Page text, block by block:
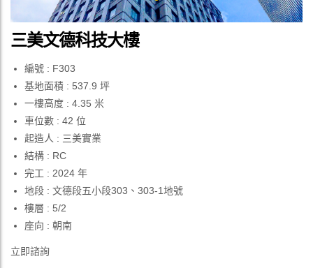
三美文德科技大樓
編號 : F303
基地面積 : 537.9 坪
一樓高度 : 4.35 米
車位數 : 42 位
起造人 : 三美實業
結構 : RC
完工 : 2024 年
地段 : 文德段五小段303、303-1地號
樓層 : 5/2
座向 : 朝南
立即諮詢